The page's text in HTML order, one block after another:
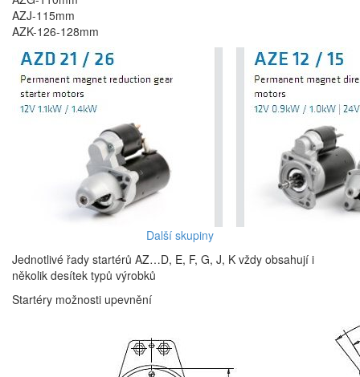
AZJ-115mm
AZK-126-128mm
Další skupiny
Jednotlivé řady startérů AZ…D, E, F, G, J, K vždy obsahují i
několik desítek typů výrobků
Startéry možnosti upevnění